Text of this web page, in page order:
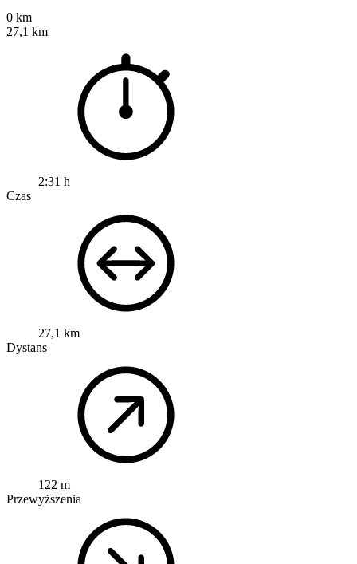
0 km
27,1 km
2:31 h
Czas
27,1 km
Dystans
122 m
Przewyższenia